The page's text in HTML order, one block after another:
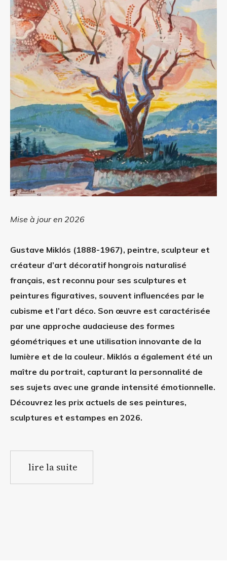
Mise à jour en 2026
Gustave Miklós (1888-1967), peintre, sculpteur et
créateur d’art décoratif hongrois naturalisé
français, est reconnu pour ses sculptures et
peintures figuratives, souvent influencées par le
cubisme et l’art déco. Son œuvre est caractérisée
par une approche audacieuse des formes
géométriques et une utilisation innovante de la
lumière et de la couleur. Miklós a également été un
maître du portrait, capturant la personnalité de
ses sujets avec une grande intensité émotionnelle.
Découvrez les prix actuels de ses peintures,
sculptures et estampes en 2026.
lire la suite